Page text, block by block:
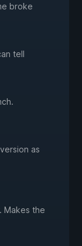
broke
tell
as
Makes the